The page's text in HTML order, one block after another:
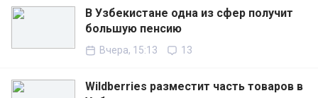
В Узбекистане одна из сфер получит
большую пенсию
Вчера, 15:13 13
Wildberries разместит часть товаров в